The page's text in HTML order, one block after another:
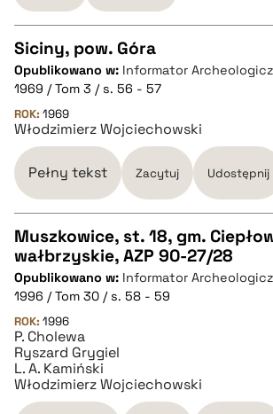
pobierz cytat
CZYSTY TEKST
pobierz cytat
pobierz cytat
Siciny, pow. Góra
Opublikowano w: Informator
1969 / Tom 3 / s. 56 - 57
ROK: 1969
Włodzimierz Wojciechowski
Pełny tekst Zacytuj Udostępnij
CZYSTY TEKST
pobierz cytat
BIBTEX
Muszkowice, st. 18, gm.
wałbrzyskie, AZP 90-27/28
Opublikowano w: Informator
1996 / Tom 30 / s. 58 - 59
ROK: 1996
P. Cholewa
Ryszard Grygiel
L. A. Kamiński
Włodzimierz Wojciechowski